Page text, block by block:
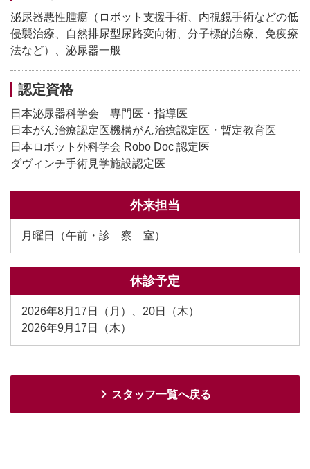
泌尿器悪性腫瘍（ロボット支援手術、内視鏡手術などの低
侵襲治療、自然排尿型尿路変向術、分子標的治療、免疫療
法など）、泌尿器一般
認定資格
日本泌尿器科学会 専門医・指導医
日本がん治療認定医機構がん治療認定医・暫定教育医
日本ロボット外科学会 Robo Doc 認定医
ダヴィンチ手術見学施設認定医
外来担当
月曜日（午前・診 察 室）
休診予定
2026年8月17日（月）、20日（木）
2026年9月17日（木）
スタッフ一覧へ戻る